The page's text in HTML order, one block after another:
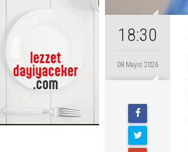
18:30
08 Mayıs 2026